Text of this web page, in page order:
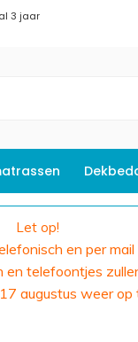
3 jaar
Let op!
en per
telefoontjes
augustus weer